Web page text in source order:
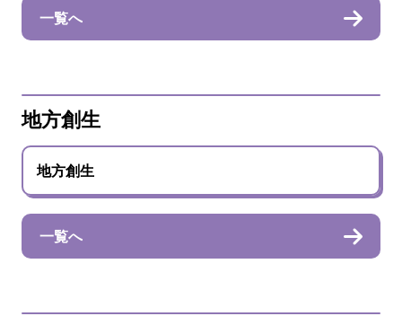
一覧へ
地方創生
地方創生
一覧へ